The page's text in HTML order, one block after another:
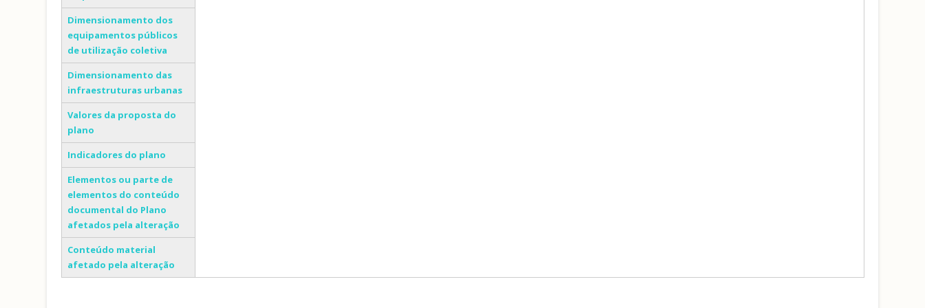
Dimensionamento dos
equipamentos públicos
de utilização coletiva
Dimensionamento das
infraestruturas urbanas
Valores da proposta do
plano
Indicadores do plano
Elementos ou parte de
elementos do conteúdo
documental do Plano
afetados pela alteração
Conteúdo material
afetado pela alteração